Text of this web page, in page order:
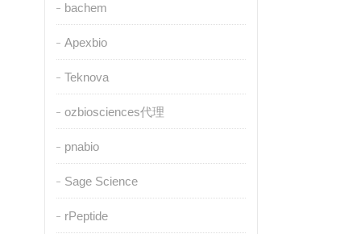
bachem
Apexbio
Teknova
ozbiosciences代理
pnabio
Sage Science
rPeptide